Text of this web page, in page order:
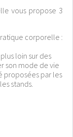
vous propose 3
corporelle :
loin sur des
son mode de vie
proposées par les
stands.